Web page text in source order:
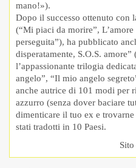
mano!»).
Dopo il successo ottenuto con
(“Mi piaci da morire”,
perseguita”), ha pubblicato
disperatamente, S.O.S.
l’appassionante trilogia
angelo”, “Il mio angelo
anche autrice di 101 modi per
azzurro (senza dover baciare
dimenticare il tuo ex e
stati tradotti in 10 Paesi.